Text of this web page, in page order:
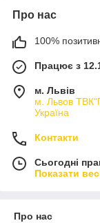
Про нас
100%
Працює з
м. Львів
м. Львов
Україна
Контакти
Сьогодні
Показати
Про нас